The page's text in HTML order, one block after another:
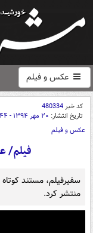
عکس و فیلم
کد خبر480334
تاریخ انتشار: ۲۰ مهر ۱۳۹۴ - ۱۳:۴۴
عکس و فیلم
فیلم/
سفیرفیلم، مستند
منتشر کرد.